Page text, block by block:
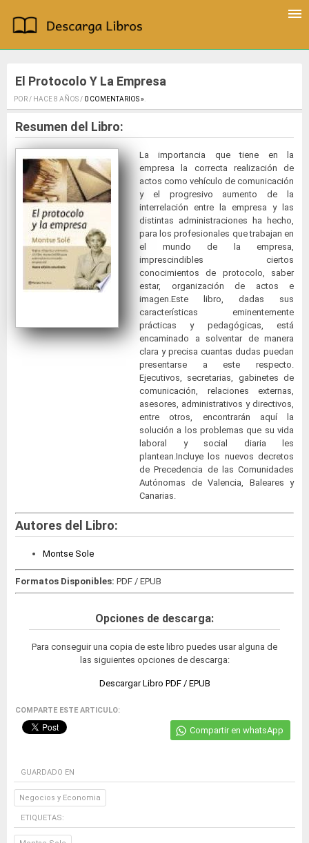
El Protocolo Y La Empresa
POR / HACE 8 AÑOS / 0 COMENTARIOS ».
Resumen del Libro:
La importancia que tiene en la
empresa la correcta realización de
actos como vehículo de comunicación
y el progresivo aumento de la
interrelación entre la empresa y las
distintas administraciones ha hecho,
para los profesionales que trabajan en
el mundo de la empresa,
imprescindibles ciertos
conocimientos de protocolo, saber
estar, organización de actos e
imagen.Este libro, dadas sus
características eminentemente
prácticas y pedagógicas, está
encaminado a solventar de manera
clara y precisa cuantas dudas puedan
presentarse a este respecto.
Ejecutivos, secretarias, gabinetes de
comunicación, relaciones externas,
asesores, administrativos y directivos,
entre otros, encontrarán aquí la
solución a los problemas que su vida
laboral y social diaria les
plantean.Incluye los nuevos decretos
de Precedencia de las Comunidades
Autónomas de Valencia, Baleares y
Canarias.
Autores del Libro:
Montse Sole
Formatos Disponibles: PDF / EPUB
Opciones de descarga:
Para conseguir una copia de este libro puedes usar alguna de
las siguientes opciones de descarga:
Descargar Libro PDF / EPUB
COMPARTE ESTE ARTICULO:
Compartir en whatsApp
GUARDADO EN
Negocios y Economia
ETIQUETAS: